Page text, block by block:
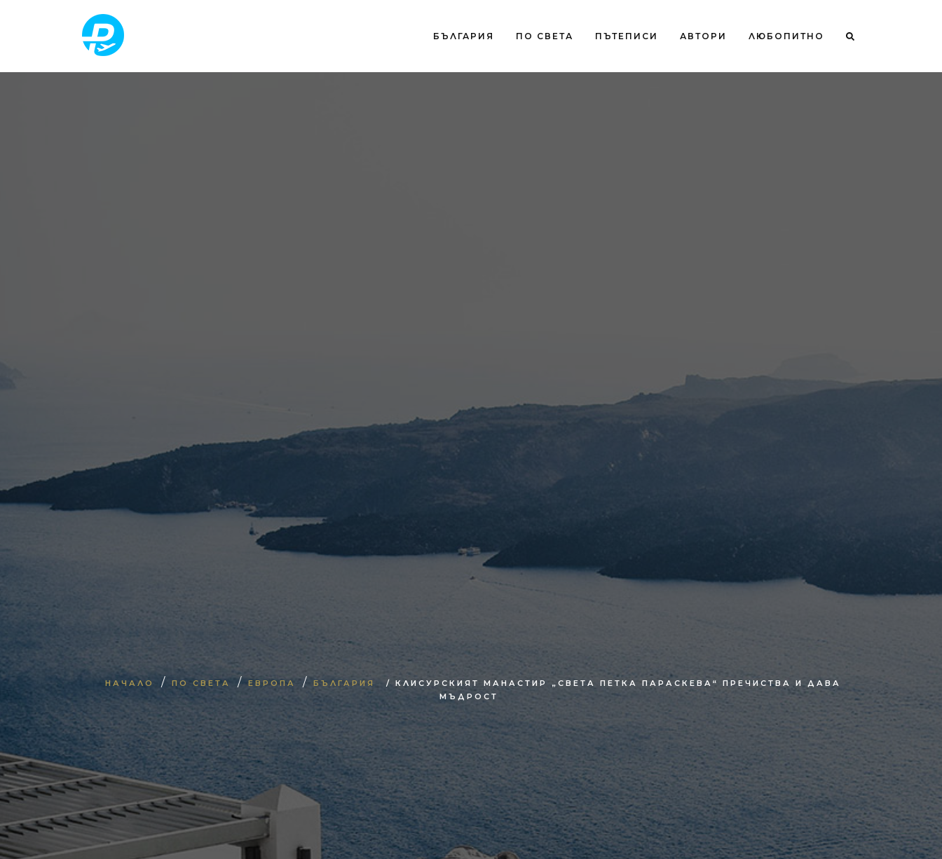
БЪЛГАРИЯ ПО СВЕТА ПЪТЕПИСИ АВТОРИ ЛЮБОПИТНО
НАЧАЛО / ПО СВЕТА / ЕВРОПА / БЪЛГАРИЯ
/ КЛИСУРСКИЯТ МАНАСТИР „СВЕТА ПЕТКА ПАРАСКЕВА“ ПРЕЧИСТВА И ДАВА
МЪДРОСТ